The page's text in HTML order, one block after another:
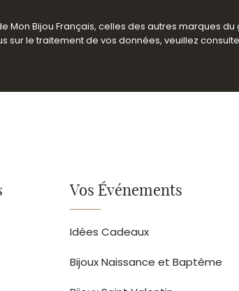
Bijou Français, celles des autres marques
sur le traitement de vos données, veuillez
Vos Événements
Idées Cadeaux
Bijoux Naissance et Baptême